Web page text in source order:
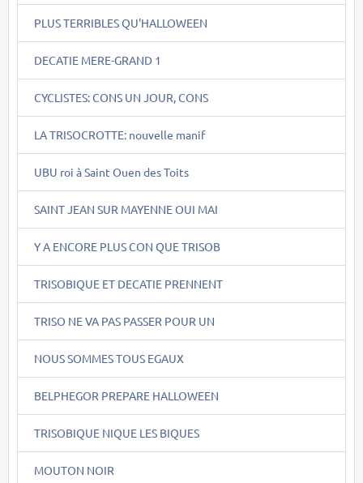
PLUS TERRIBLES QU'HALLOWEEN
DECATIE MERE-GRAND 1
CYCLISTES: CONS UN JOUR, CONS
LA TRISOCROTTE: nouvelle manif
UBU roi à Saint Ouen des Toits
SAINT JEAN SUR MAYENNE OUI MAI
Y A ENCORE PLUS CON QUE TRISOB
TRISOBIQUE ET DECATIE PRENNENT
TRISO NE VA PAS PASSER POUR UN
NOUS SOMMES TOUS EGAUX
BELPHEGOR PREPARE HALLOWEEN
TRISOBIQUE NIQUE LES BIQUES
MOUTON NOIR